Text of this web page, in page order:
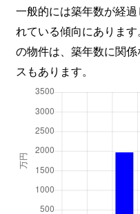
一般的には築年数が経
れている傾向にありま
の物件は、築年数に関
スもあります。